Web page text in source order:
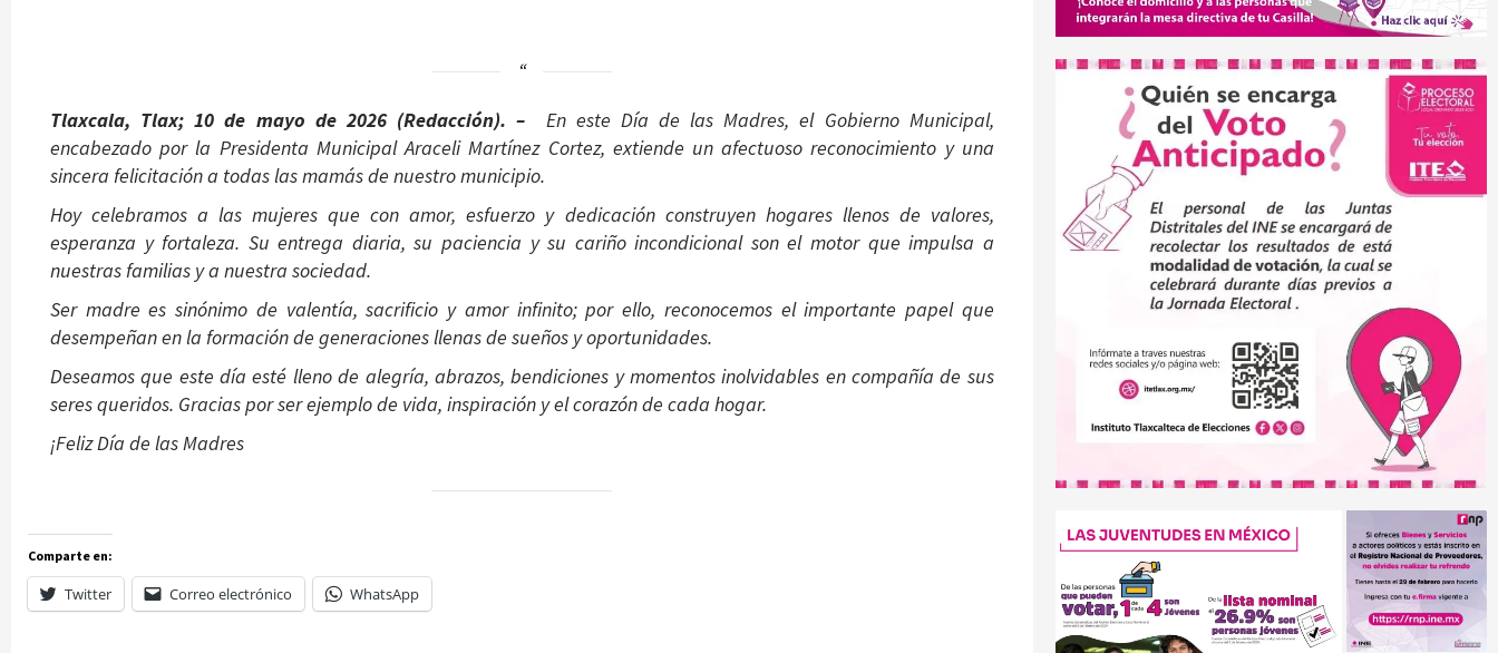
Tlaxcala, Tlax; 10 de mayo de 2026 (Redacción). – En este Día de las Madres, el Gobierno Municipal,
encabezado por la Presidenta Municipal Araceli Martínez Cortez, extiende un afectuoso reconocimiento y una
sincera felicitación a todas las mamás de nuestro municipio.
Hoy celebramos a las mujeres que con amor, esfuerzo y dedicación construyen hogares llenos de valores,
esperanza y fortaleza. Su entrega diaria, su paciencia y su cariño incondicional son el motor que impulsa a
nuestras familias y a nuestra sociedad.
Ser madre es sinónimo de valentía, sacrificio y amor infinito; por ello, reconocemos el importante papel que
desempeñan en la formación de generaciones llenas de sueños y oportunidades.
Deseamos que este día esté lleno de alegría, abrazos, bendiciones y momentos inolvidables en compañía de sus
seres queridos. Gracias por ser ejemplo de vida, inspiración y el corazón de cada hogar.
¡Feliz Día de las Madres
Comparte en:
Twitter Correo electrónico WhatsApp